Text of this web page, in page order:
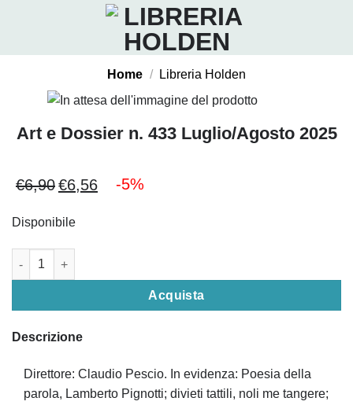
Home / Libreria Holden
Art e Dossier n. 433 Luglio/Agosto 2025
€6,90 Il
originale
€6,90.
€6,56Il
-5%
Disponibile
Art e Dossier n. 433 Luglio/Agosto 2025 quantità
Acquista
Descrizione
Direttore: Claudio Pescio. In evidenza: Poesia della
parola, Lamberto Pignotti; divieti tattili, noli me tangere;